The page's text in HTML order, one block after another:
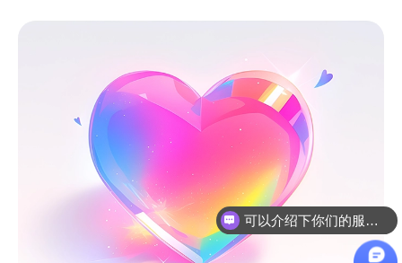
可以介绍下你们的服务么？